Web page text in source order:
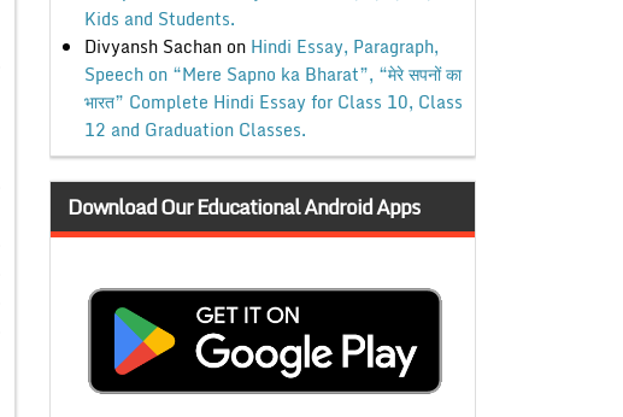
Kids and Students.
Divyansh Sachanon Hindi Essay, Paragraph,
Speech on “Mere Sapno ka Bharat”, “मेरे सपनों का
भारत” Complete Hindi Essay for Class 10, Class
12 and Graduation Classes.
Download Our Educational Android Apps